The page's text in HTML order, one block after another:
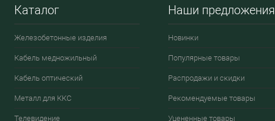
Каталог
Железобетонные изделия
Кабель медножильный
Кабель оптический
Металл для ККС
Телевидение
Наши предложения
Новинки
Популярные товары
Распродажи и скидки
Рекомендуемые товары
Уцененные товары